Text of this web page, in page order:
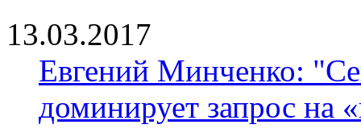
13.03.2017
Евгений Минченко:
доминирует запрос на